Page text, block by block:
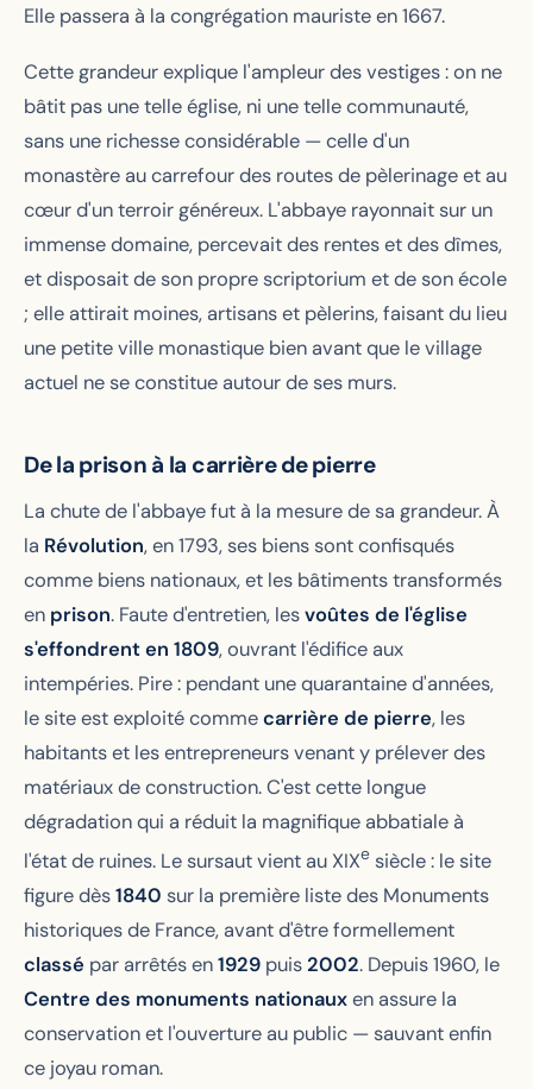
Elle passera à la congrégation mauriste en 1667.
Cette grandeur explique l'ampleur des vestiges : on ne
bâtit pas une telle église, ni une telle communauté,
sans une richesse considérable — celle d'un
monastère au carrefour des routes de pèlerinage et au
cœur d'un terroir généreux. L'abbaye rayonnait sur un
immense domaine, percevait des rentes et des dîmes,
et disposait de son propre scriptorium et de son école
; elle attirait moines, artisans et pèlerins, faisant du lieu
une petite ville monastique bien avant que le village
actuel ne se constitue autour de ses murs.
De la prison à la carrière de pierre
La chute de l'abbaye fut à la mesure de sa grandeur. À
la Révolution, en 1793, ses biens sont confisqués
comme biens nationaux, et les bâtiments transformés
en prison. Faute d'entretien, lesvoûtes de l'église
s'effondrent en 1809, ouvrant l'édifice aux
intempéries. Pire : pendant une quarantaine d'années,
le site est exploité commecarrière de pierre, les
habitants et les entrepreneurs venant y prélever des
matériaux de construction. C'est cette longue
dégradation qui a réduit la magnifique abbatiale à
l'état de ruines. Le sursaut vient au XIXe siècle : le site
figure dès1840 sur la première liste des Monuments
historiques de France, avant d'être formellement
classé par arrêtés en1929 puis2002. Depuis 1960, le
Centre des monuments nationauxen assure la
conservation et l'ouverture au public — sauvant enfin
ce joyau roman.